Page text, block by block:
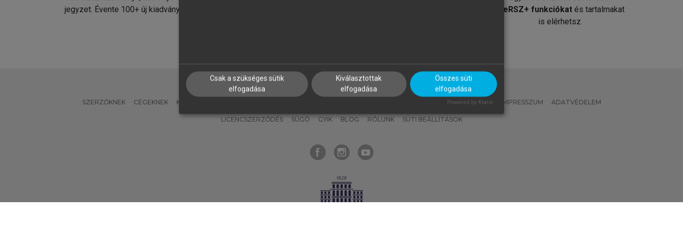
jegyzet. Évente 100+ új kiadvány.
MeRSZ+ funkciókat és tartalmakat
is elérhetsz.
SZERZŐKNEK CÉGEKNEK KÖNYVTÁROSOKNAK MI – ÁLTALÁNOS IRÁNYELVEK IMPRESSZUM ADATVÉDELEM
LICENCSZERZŐDÉS SÚGÓ GYIK BLOG RÓLUNK SÜTI BEÁLLÍTÁSOK
Csak a szükséges sütik
elfogadása
Kiválasztottak
elfogadása
Összes süti
elfogadása
Powered by Klaro!